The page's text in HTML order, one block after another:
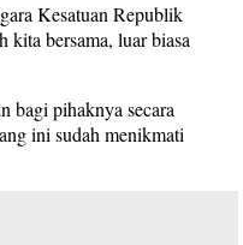
Kesatuan Republik
kita bersama, luar biasa
bagi pihaknya secara
ini sudah menikmati